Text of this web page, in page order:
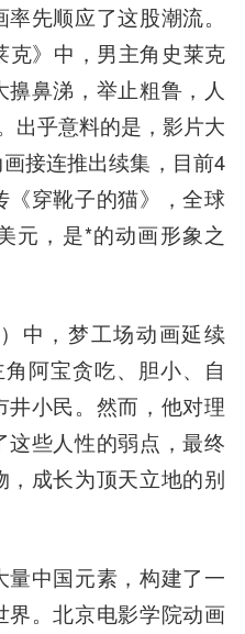
先顺应了这股潮流。
克》中，男主角史莱克
鼻涕，举止粗鲁，人
出乎意料的是，影片大
接连推出续集，目前4
穿靴子的猫》，全球
元，是*的动画形象之
中，梦工场动画延续
阿宝贪吃、胆小、自
小民。然而，他对理
些人性的弱点，最终
，成长为顶天立地的别
中国元素，构建了一
。北京电影学院动画